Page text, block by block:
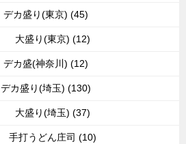
デカ盛り(東京) (45)
大盛り(東京) (12)
デカ盛(神奈川) (12)
デカ盛り(埼玉) (130)
大盛り(埼玉) (37)
手打うどん庄司 (10)